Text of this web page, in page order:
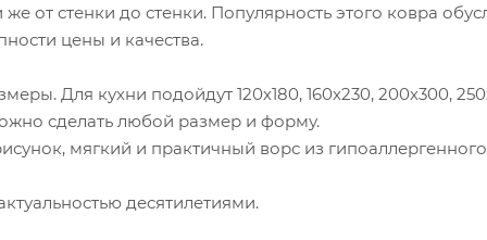
от стенки до стенки. Популярность этого ковра
цены и качества.
Для кухни подойдут 120х180, 160х230, 200х300,
сделать любой размер и форму.
мягкий и практичный ворс из гипоаллергенного
десятилетиями.